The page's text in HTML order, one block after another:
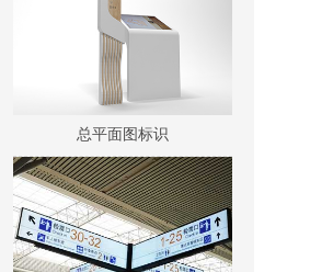
总平面图标识